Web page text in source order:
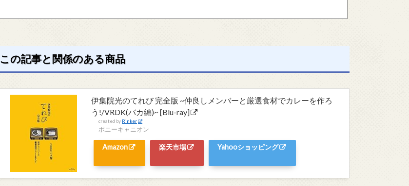
この記事と関係のある商品
伊集院光のてれび 完全版 ~仲良しメンバーと厳選食材でカレーを作ろ
う!/VRDK(バカ編)~ [Blu-ray]
created by Rinker
ポニーキャニオン
Amazon 楽天市場 Yahooショッピング